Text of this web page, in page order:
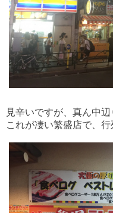
見辛いですが、真ん中辺
これが凄い繁盛店で、行